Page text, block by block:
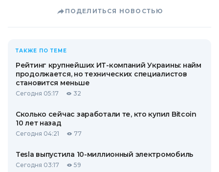
ПОДЕЛИТЬСЯ НОВОСТЬЮ
ТАКЖЕ ПО ТЕМЕ
Рейтинг крупнейших ИТ-компаний Украины: найм
продолжается, но технических специалистов
становится меньше
Сегодня 05:17 32
Сколько сейчас заработали те, кто купил Bitcoin
10 лет назад
Сегодня 04:21 77
Tesla выпустила 10-миллионный электромобиль
Сегодня 03:17 59